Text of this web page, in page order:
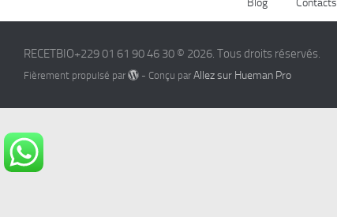
Blog Contacts
RECETBIO+229 01 61 90 46 30 © 2026. Tous droits réservés.
Fièrement propulsé par - Conçu par Allez sur Hueman Pro